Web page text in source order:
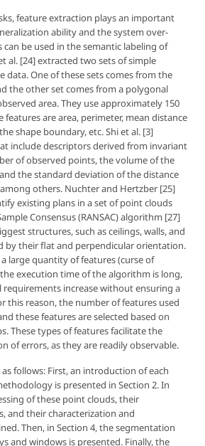
feature extraction plays an important
ability and the system over-
be used in the semantic labeling of
al. [24] extracted two sets of simple
data. One of these sets comes from the
the other set comes from a polygonal
area. They use approximately 150
features are area, perimeter, mean distance
shape boundary, etc. Shi et al. [3]
include descriptors derived from invariant
of observed points, the volume of the
the standard deviation of the distance
others. Nuchter and Hertzber [25]
existing plans in a set of point clouds
Consensus (RANSAC) algorithm [27]
structures, such as ceilings, walls, and
by their flat and perpendicular orientation.
large quantity of features (curse of
execution time of the algorithm is long,
increase without ensuring a
this reason, the number of features used
these features are selected based on
These types of features facilitate the
of errors, as they are readily observable.
follows: First, an introduction of each
is presented in Section 2. In
of these point clouds, their
and their characterization and
Then, in Section 4, the segmentation
and windows is presented. Finally, the